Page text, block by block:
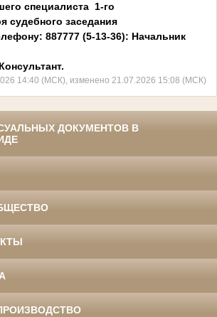
специалиста 1-го
судебного заседания
887777 (5-13-36): Начальник
14:40 (МСК), изменено 21.07.2026 15:08 (МСК)
ДОКУМЕНТОВ В